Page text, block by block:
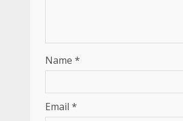
Name *
Email *